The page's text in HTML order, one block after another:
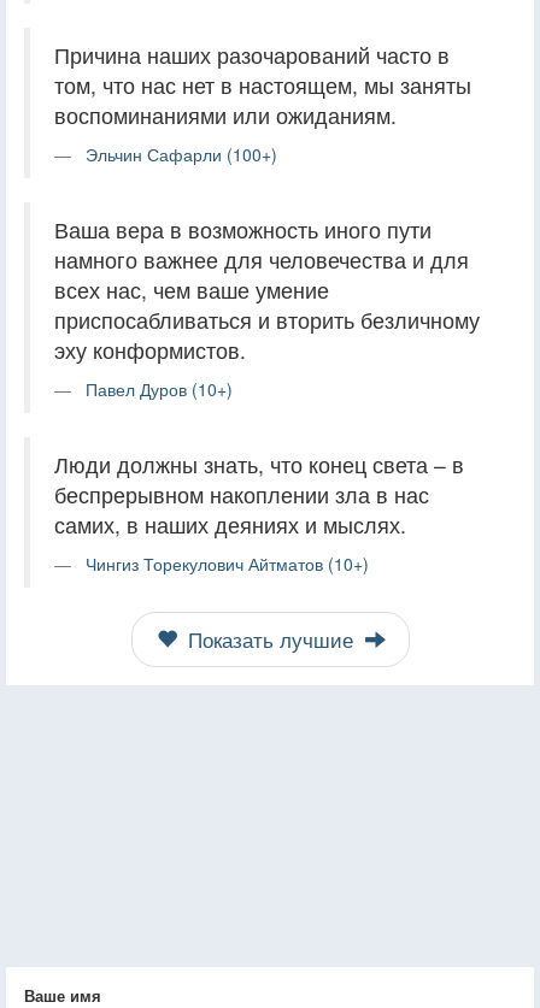
Причина наших разочарований часто в
том, что нас нет в настоящем, мы заняты
воспоминаниями или ожиданиям.
Эльчин Сафарли (100+)
Ваша вера в возможность иного пути
намного важнее для человечества и для
всех нас, чем ваше умение
приспосабливаться и вторить безличному
эху конформистов.
Павел Дуров (10+)
Люди должны знать, что конец света – в
беспрерывном накоплении зла в нас
самих, в наших деяниях и мыслях.
Чингиз Торекулович Айтматов (10+)
Показать лучшие
Ваше имя